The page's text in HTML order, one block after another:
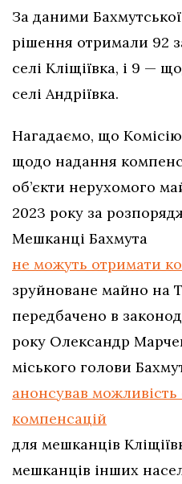
За даними
рішення отримали 92
селі Кліщіївка, і 9 —
селі Андріївка.
Нагадаємо, що
щодо надання
об’єкти нерухомого
2023 року за
Мешканці Бахмута
не можуть отримати
зруйноване майно на
передбачено в
року Олександр
міського голови
анонсував
компенсацій
для мешканців
мешканців інших